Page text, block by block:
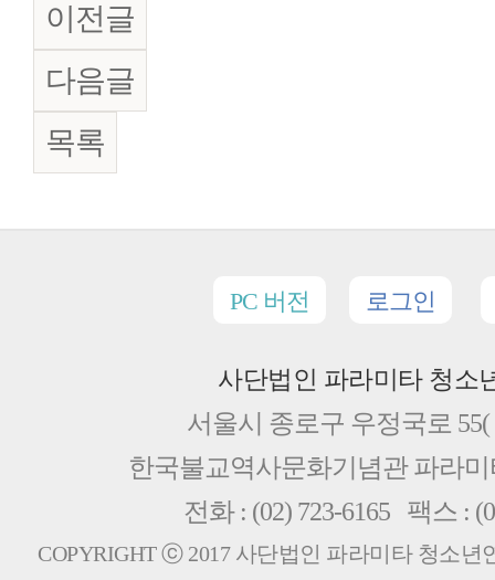
이전글
다음글
목록
PC 버전 로그인
사단법인 파라미타 청소
서울시 종로구 우정국로 55(
한국불교역사문화기념관 파라
전화 : (02) 723-6165 팩스 :
COPYRIGHT ⓒ 2017 사단법인 파라미타 청소년